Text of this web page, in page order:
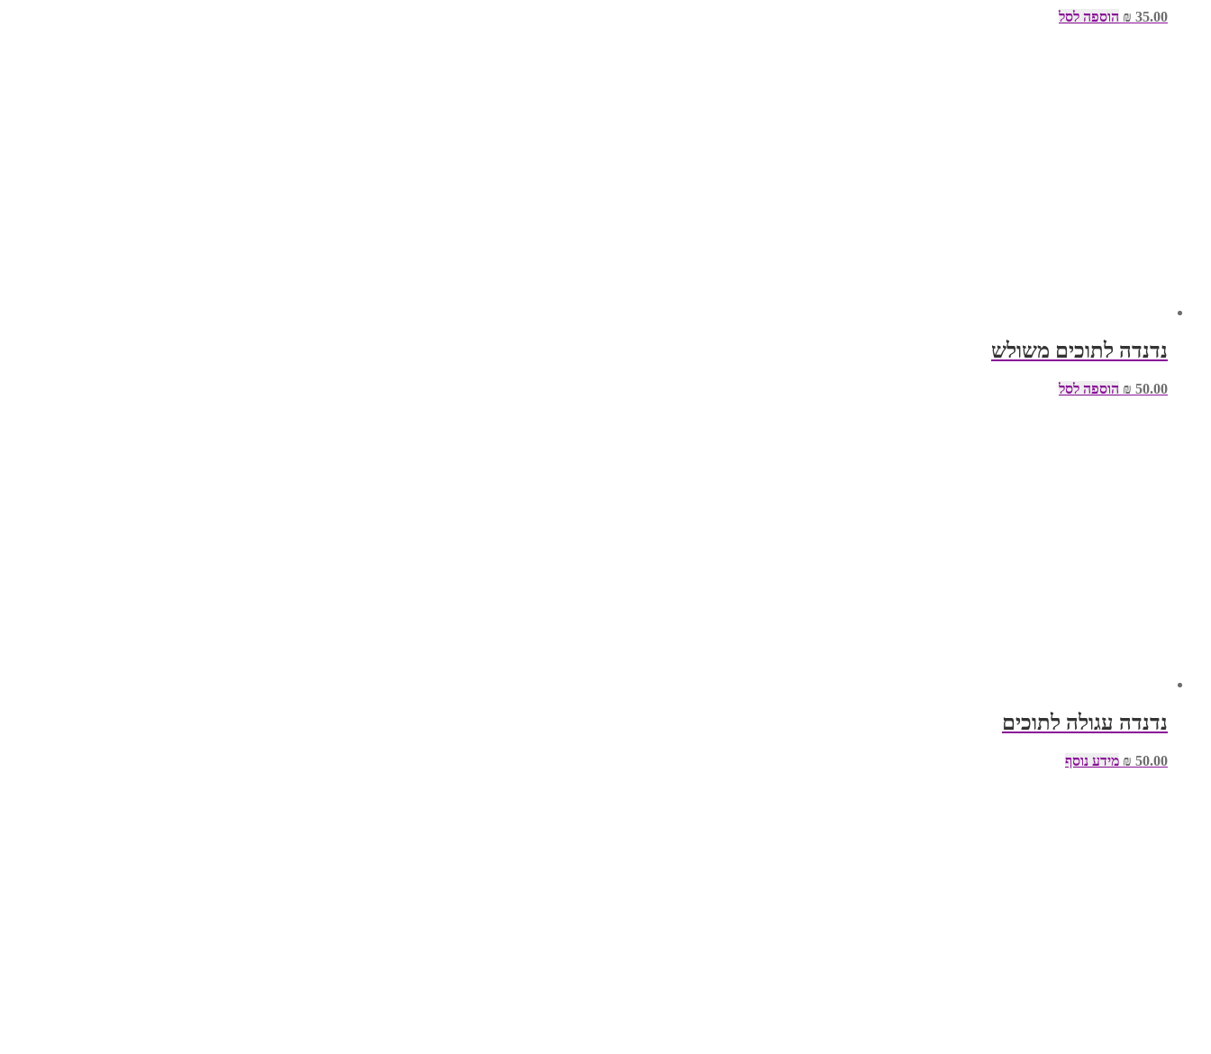
₪ 35.00 הוספה לסל
נדנדה לתוכים משולש
₪ 50.00 הוספה לסל
נדנדה עגולה לתוכים
₪ 50.00 מידע נוסף